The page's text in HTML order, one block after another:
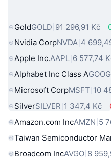
Populární
GoldGOLD 91 296,91 Kč
Nvidia CorpNVDA 4
Apple Inc.AAPL 6 577,74
Alphabet Inc Class A
Microsoft CorpMSFT 10
SilverSILVER 1 347,4 Kč
Amazon.com IncAMZN 5
Taiwan Semiconductor
Broadcom IncAVGO 8